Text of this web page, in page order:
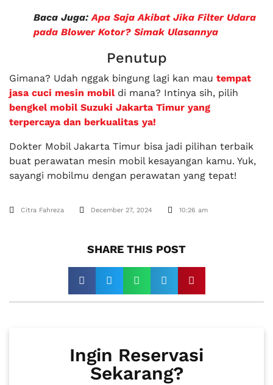
Baca Juga:Apa Saja Akibat Jika Filter Udara
pada Blower Kotor? Simak Ulasannya
Penutup
Gimana? Udah nggak bingung lagi kan mau tempat
jasa cuci mesin mobildi mana? Intinya sih, pilih
bengkel mobil Suzuki Jakarta Timur yang
terpercaya dan berkualitas ya!
Dokter Mobil Jakarta Timur bisa jadi pilihan terbaik
buat perawatan mesin mobil kesayangan kamu. Yuk,
sayangi mobilmu dengan perawatan yang tepat!
Citra Fahreza December 27, 2024 10:26 am
SHARE THIS POST​
Ingin Reservasi
Sekarang?